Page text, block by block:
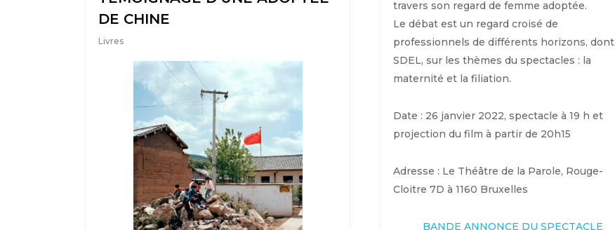
travers son regard de femme adoptée.
Le débat est un regard croisé de
professionnels de différents horizons, dont
SDEL, sur les thèmes du spectacles : la
maternité et la filiation.
Date : 26 janvier 2022, spectacle à 19 h et
projection du film à partir de 20h15
Adresse : Le Théâtre de la Parole, Rouge-
Cloitre 7D à 1160 Bruxelles
BANDE ANNONCE DU SPECTACLE
DE CHINE
Livres